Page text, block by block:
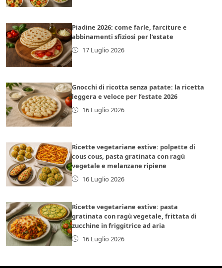
Piadine 2026: come farle, farciture e
abbinamenti sfiziosi per l’estate
17 Luglio 2026
Gnocchi di ricotta senza patate: la ricetta
leggera e veloce per l’estate 2026
16 Luglio 2026
Ricette vegetariane estive: polpette di
cous cous, pasta gratinata con ragù
vegetale e melanzane ripiene
16 Luglio 2026
Ricette vegetariane estive: pasta
gratinata con ragù vegetale, frittata di
zucchine in friggitrice ad aria
16 Luglio 2026